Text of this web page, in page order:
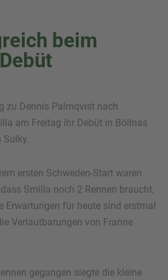
beim
zu Dennis Palmqvist nach
am Freitag ihr Debüt in Böllnas
Sulky.
ersten Schweden-Start waren
Smilla noch 2 Rennen braucht,
Erwartungen für heute sind erstmal
Verlautbarungen von Franne
gegangen siegte die kleine